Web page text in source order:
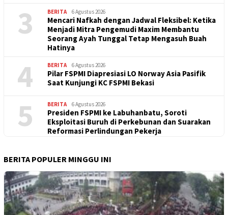
3 BERITA 6 Agustus 2026
Mencari Nafkah dengan Jadwal Fleksibel: Ketika
Menjadi Mitra Pengemudi Maxim Membantu
Seorang Ayah Tunggal Tetap Mengasuh Buah
Hatinya
4 BERITA 6 Agustus 2026
Pilar FSPMI Diapresiasi LO Norway Asia Pasifik
Saat Kunjungi KC FSPMI Bekasi
5 BERITA 6 Agustus 2026
Presiden FSPMI ke Labuhanbatu, Soroti
Eksploitasi Buruh di Perkebunan dan Suarakan
Reformasi Perlindungan Pekerja
BERITA POPULER MINGGU INI